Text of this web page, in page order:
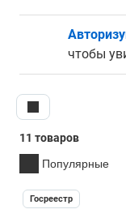
чтобы
11 товаров
Популярные
Госреестр